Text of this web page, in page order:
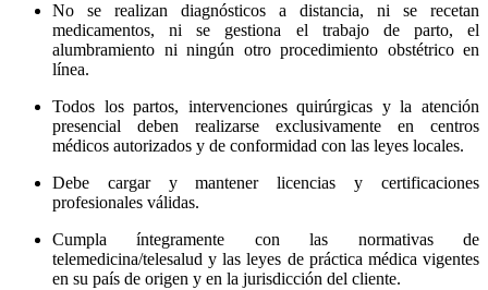
No se realizan diagnósticos a distancia, ni se recetan
medicamentos, ni se gestiona el trabajo de parto, el
alumbramiento ni ningún otro procedimiento obstétrico en
línea.
Todos los partos, intervenciones quirúrgicas y la atención
presencial deben realizarse exclusivamente en centros
médicos autorizados y de conformidad con las leyes locales.
Debe cargar y mantener licencias y certificaciones
profesionales válidas.
Cumpla íntegramente con las normativas de
telemedicina/telesalud y las leyes de práctica médica vigentes
en su país de origen y en la jurisdicción del cliente.